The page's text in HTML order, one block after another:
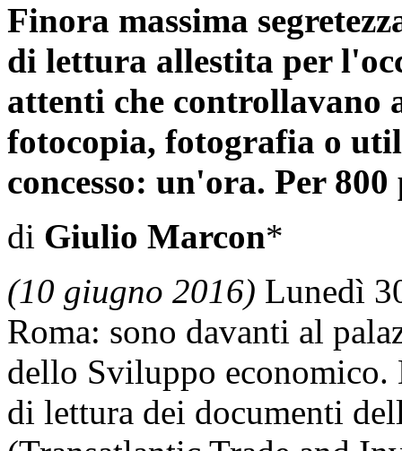
Finora massima
di lettura allestita per
attenti che controllavano
fotocopia, fotografia o
concesso: un'ora. Per 800
di Giulio Marcon*
(10 giugno 2016) Lunedì
Roma: sono davanti al
dello Sviluppo economico.
di lettura dei documenti